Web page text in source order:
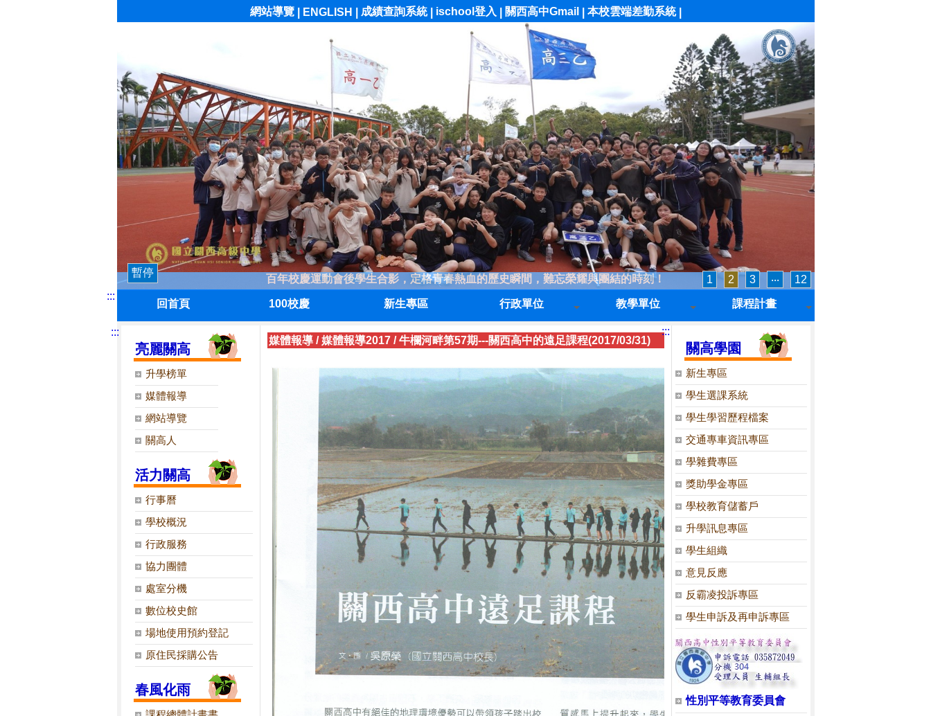
網站導覽| ENGLISH 成績查詢系統| ischool登入 關西高中Gmail 本校雲端差勤系統|
暫停
1 2 3 ‧‧‧ 12
百年校慶運動會後學生合影，定格青春熱血的歷史瞬間，難忘榮耀與團結的時刻！
:::
回首頁 100校慶 新生專區 行政單位 教學單位 課程計畫
:::
亮麗關高
升學榜單
媒體報導
網站導覽
關高人
活力關高
行事曆
學校概況
行政服務
協力團體
處室分機
數位校史館
場地使用預約登記
原住民採購公告
春風化雨
媒體報導/媒體報導2017/牛欄河畔第57期---關西高中的遠足課程(2017/03/31)
:::
關高學園
新生專區
學生選課系統
學生學習歷程檔案
交通專車資訊專區
學雜費專區
獎助學金專區
學校教育儲蓄戶
升學訊息專區
學生組織
意見反應
反霸凌投訴專區
學生申訴及再申訴專區
性別平等教育委員會